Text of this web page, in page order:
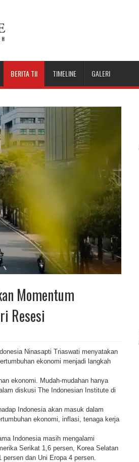
BERITA TII TIMELINE GALERI
Momentum
Resesi
Ninasapti Triaswati menyatakan
ekonomi menjadi langkah
ekonomi. Mudah-mudahan hanya
diskusi The Indonesian Institute di
Indonesia akan masuk dalam
ekonomi, inflasi, tenaga kerja
Indonesia masih mengalami
Serikat 1,6 persen, Korea Selatan
dan Uni Eropa 4 persen.